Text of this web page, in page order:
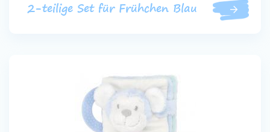
2-teilige Set für Frühchen Blau